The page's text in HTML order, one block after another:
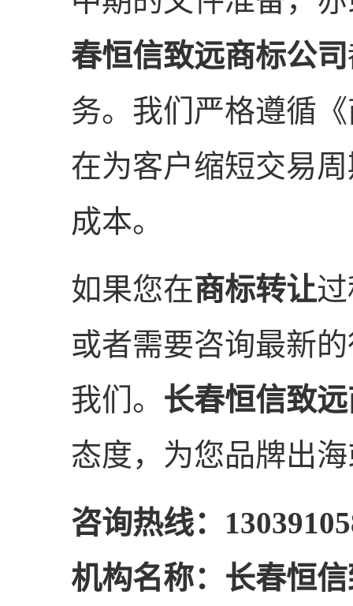
春恒信致远商标公司
务。我们严格遵循
在为客户缩短交易
成本。
如果您在商标转让
或者需要咨询最新
我们。 长春恒信致
态度，为您品牌出
咨询热线：
机构名称：长春恒